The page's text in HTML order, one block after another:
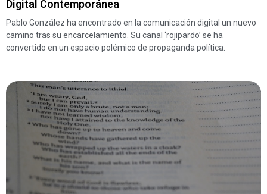
Digital Contemporánea
Pablo González ha encontrado en la comunicación digital un nuevo
camino tras su encarcelamiento. Su canal ‘rojipardo’ se ha
convertido en un espacio polémico de propaganda política.